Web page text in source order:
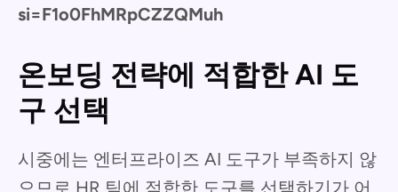
si=F1o0FhMRpCZZQMuh
온보딩 전략에 적합한 AI 도
구 선택
시중에는 엔터프라이즈 AI 도구가 부족하지 않
으므로 HR 팀에 적합한 도구를 선택하기가 어